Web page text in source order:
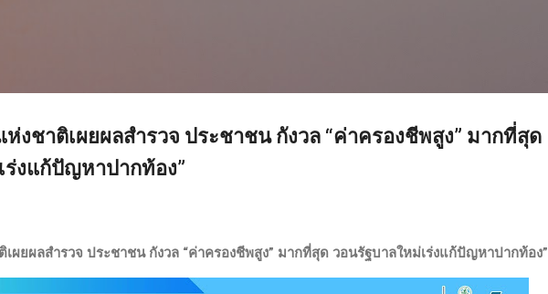
งชาติเผยผลสำรวจ ประชาชน กังวล “ค่าครองชีพสูง” มากที่สุด
ร่งแก้ปัญหาปากท้อง”
ผยผลสำรวจ ประชาชน กังวล “ค่าครองชีพสูง” มากที่สุด วอนรัฐบาลใหม่เร่งแก้ปัญหาปากท้อง”